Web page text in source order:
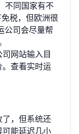
不同国家有不
税，但欧洲很
公司会尽量帮
网站输入目
查看实时运
了，但系统还
能延迟几小